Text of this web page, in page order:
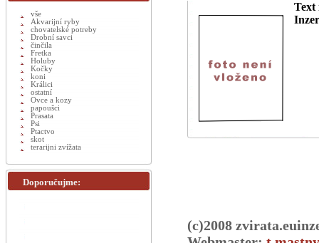
Text
(c)2008
vše
Akvarijní ryby
chovatelské potreby
Drobní savci
činčila
Fretka
Holuby
Kočky
koni
Králici
ostatní
Ovce a kozy
papoušci
Prasata
Psi
Ptactvo
skot
terarijni zvížata
Doporučujme: